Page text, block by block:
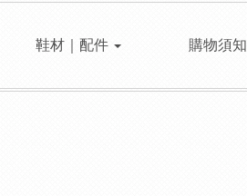
鞋材｜配件 購物須知